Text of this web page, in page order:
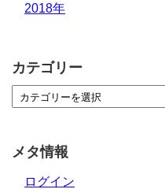
2018年
カテゴリー
メタ情報
ログイン